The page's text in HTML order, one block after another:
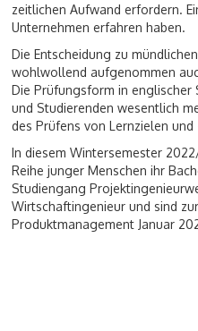
zeitlichen Aufwand erfordern.
Unternehmen erfahren haben.
Die Entscheidung zu
wohlwollend aufgenommen
Die Prüfungsform in englischer
und Studierenden wesentlich
des Prüfens von Lernzielen und
In diesem Wintersemester
Reihe junger Menschen ihr
Studiengang
Wirtschaftingenieur und sind
Produktmanagement Januar